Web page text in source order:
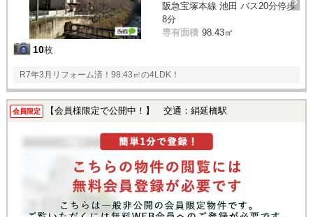
10枚
阪急宝塚本線 池田 バス20分停歩
8分
専有面積 98.43㎡
R7年3月リフォーム済！98.43㎡の4LDK！
会員限定 【会員様限定で公開中！】 交通：絹延橋駅